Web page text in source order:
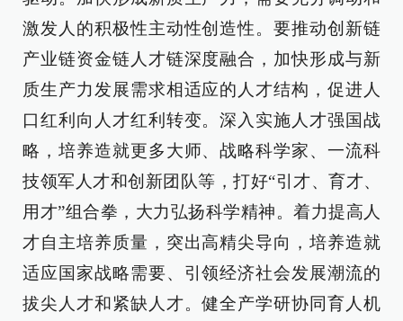
激发人的积极性主动性创造性。要推动创新链
产业链资金链人才链深度融合，加快形成与新
质生产力发展需求相适应的人才结构，促进人
口红利向人才红利转变。深入实施人才强国战
略，培养造就更多大师、战略科学家、一流科
技领军人才和创新团队等，打好“引才、育才、
用才”组合拳，大力弘扬科学精神。着力提高人
才自主培养质量，突出高精尖导向，培养造就
适应国家战略需要、引领经济社会发展潮流的
拔尖人才和紧缺人才。健全产学研协同育人机